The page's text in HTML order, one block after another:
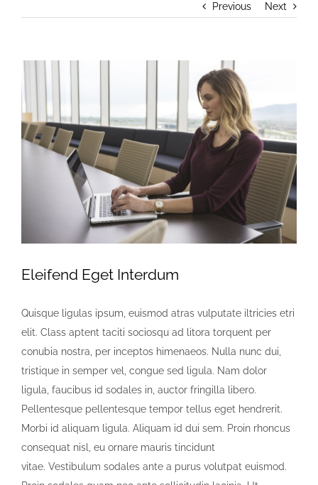
Previous Next
Eleifend Eget Interdum
Quisque ligulas ipsum, euismod atras vulputate iltricies etri
elit. Class aptent taciti sociosqu ad litora torquent per
conubia nostra, per inceptos himenaeos. Nulla nunc dui,
tristique in semper vel, congue sed ligula. Nam dolor
ligula, faucibus id sodales in, auctor fringilla libero.
Pellentesque pellentesque tempor tellus eget hendrerit.
Morbi id aliquam ligula. Aliquam id dui sem. Proin rhoncus
consequat nisl, eu ornare mauris tincidunt
vitae. Vestibulum sodales ante a purus volutpat euismod.